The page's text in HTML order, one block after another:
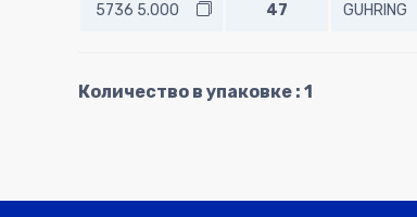
5736 5.000 47 GUHRING
Количество в упаковке : 1